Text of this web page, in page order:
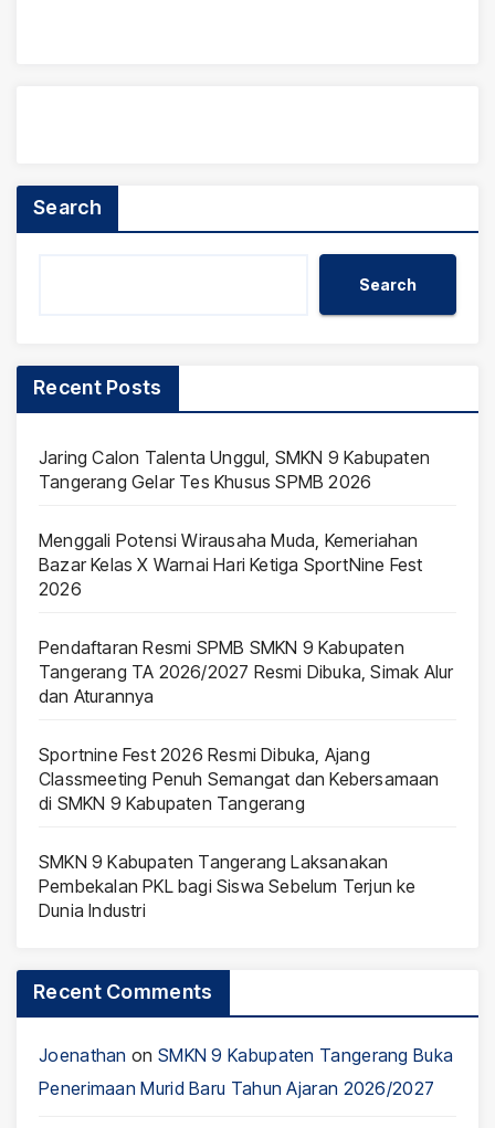
Search
Search
Recent Posts
Jaring Calon Talenta Unggul, SMKN 9 Kabupaten
Tangerang Gelar Tes Khusus SPMB 2026
Menggali Potensi Wirausaha Muda, Kemeriahan
Bazar Kelas X Warnai Hari Ketiga SportNine Fest
2026
Pendaftaran Resmi SPMB SMKN 9 Kabupaten
Tangerang TA 2026/2027 Resmi Dibuka, Simak Alur
dan Aturannya
Sportnine Fest 2026 Resmi Dibuka, Ajang
Classmeeting Penuh Semangat dan Kebersamaan
di SMKN 9 Kabupaten Tangerang
SMKN 9 Kabupaten Tangerang Laksanakan
Pembekalan PKL bagi Siswa Sebelum Terjun ke
Dunia Industri
Recent Comments
Joenathan on SMKN 9 Kabupaten Tangerang Buka
Penerimaan Murid Baru Tahun Ajaran 2026/2027